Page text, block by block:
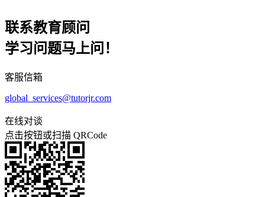
联系教育顾问
学习问题马上问！
客服信箱
global_services@tutorjr.com
在线对谈
点击按钮或扫描 QRCode